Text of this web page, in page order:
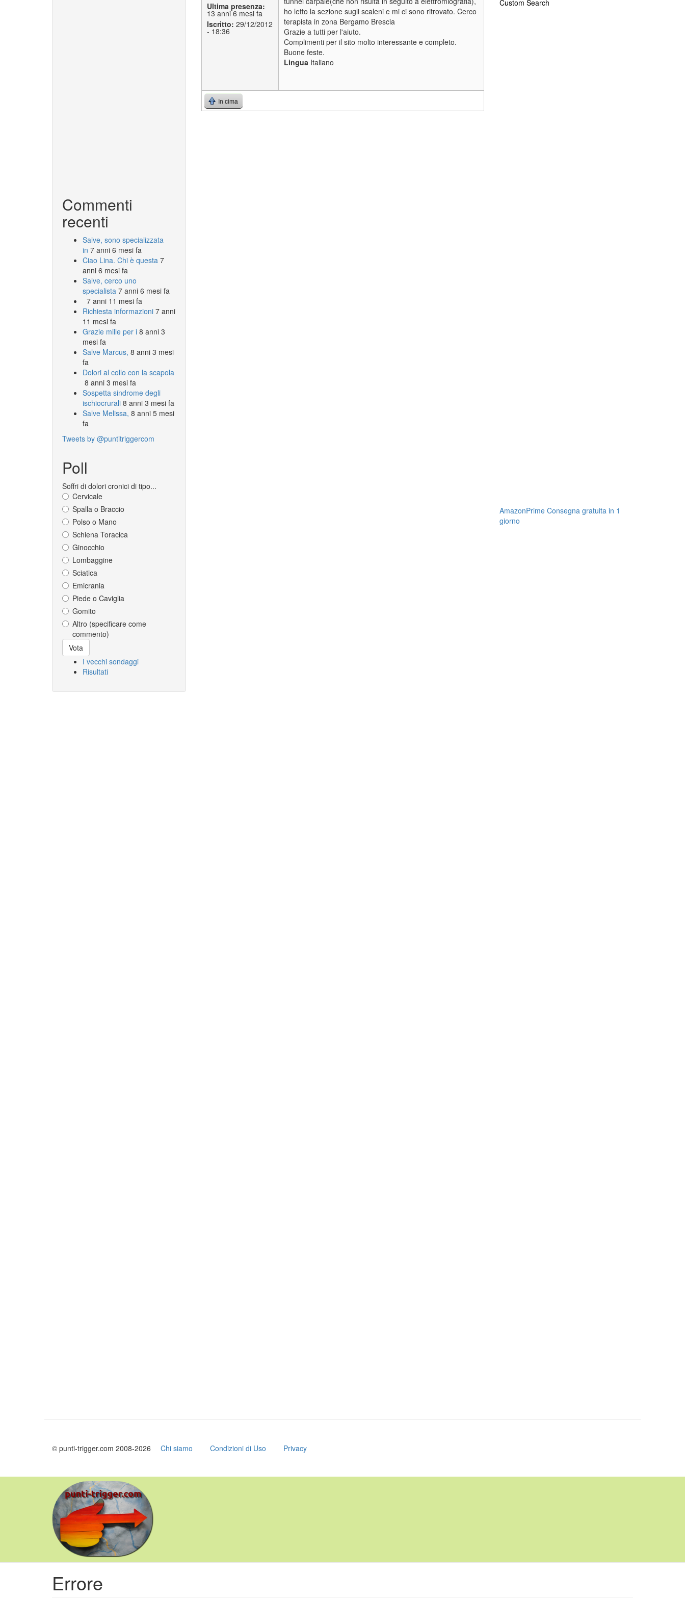
Commenti
recenti
Salve, sono specializzata
in 7 anni 6 mesi fa
Ciao Lina. Chi è questa 7
anni 6 mesi fa
Salve, cerco uno
specialista 7 anni 6 mesi fa
7 anni 11 mesi fa
Richiesta informazioni 7 anni
11 mesi fa
Grazie mille per i 8 anni 3
mesi fa
Salve Marcus, 8 anni 3 mesi
fa
Dolori al collo con la scapola
8 anni 3 mesi fa
Sospetta sindrome degli
ischiocrurali 8 anni 3 mesi fa
Salve Melissa, 8 anni 5 mesi
fa
Tweets by @puntitriggercom
Poll
Soffri di dolori cronici di tipo...
Cervicale
Spalla o Braccio
Polso o Mano
Schiena Toracica
Ginocchio
Lombaggine
Sciatica
Emicrania
Piede o Caviglia
Gomito
Altro (specificare come
commento)
Scelte
Vota
I vecchi sondaggi
Risultati
Ultima presenza:
13 anni 6 mesi fa
Iscritto: 29/12/2012
- 18:36
ho letto la sezione sugli scaleni e mi ci sono ritrovato. Cerco
terapista in zona Bergamo Brescia
Grazie a tutti per l'aiuto.
Complimenti per il sito molto interessante e completo.
Buone feste.
Lingua Italiano
In cima
Custom Search
AmazonPrime Consegna gratuita in 1
giorno
© punti-trigger.com 2008-2026 Chi siamo Condizioni di Uso Privacy
Errore